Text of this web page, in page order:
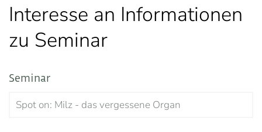
Interesse an Informationen
zu Seminar
Seminar